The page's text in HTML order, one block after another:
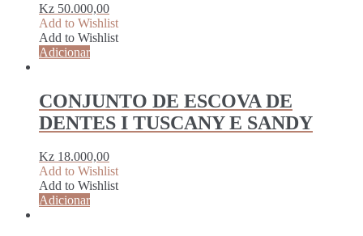
Kz 50.000,00
Add to Wishlist
Add to Wishlist
Adicionar
CONJUNTO DE ESCOVA DE
DENTES I TUSCANY E SANDY
Kz 18.000,00
Add to Wishlist
Add to Wishlist
Adicionar